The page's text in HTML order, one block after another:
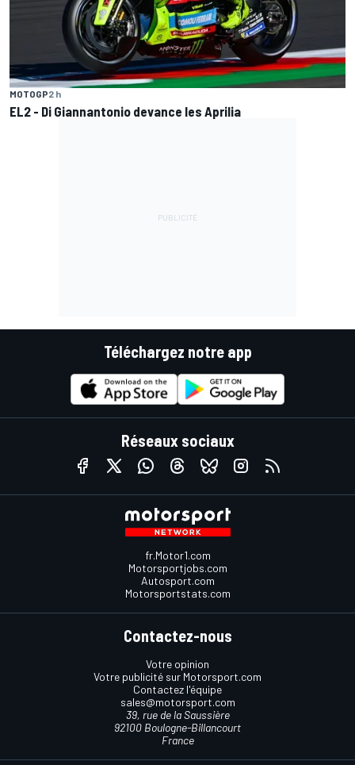
MOTOGP2 h
EL2 - Di Giannantonio devance les Aprilia
Téléchargez notre app
Réseaux sociaux
fr.Motor1.com
Motorsportjobs.com
Autosport.com
Motorsportstats.com
Contactez-nous
Votre opinion
Votre publicité sur Motorsport.com
Contactez l'équipe
sales@motorsport.com
39, rue de la Saussière
92100 Boulogne-Billancourt
France